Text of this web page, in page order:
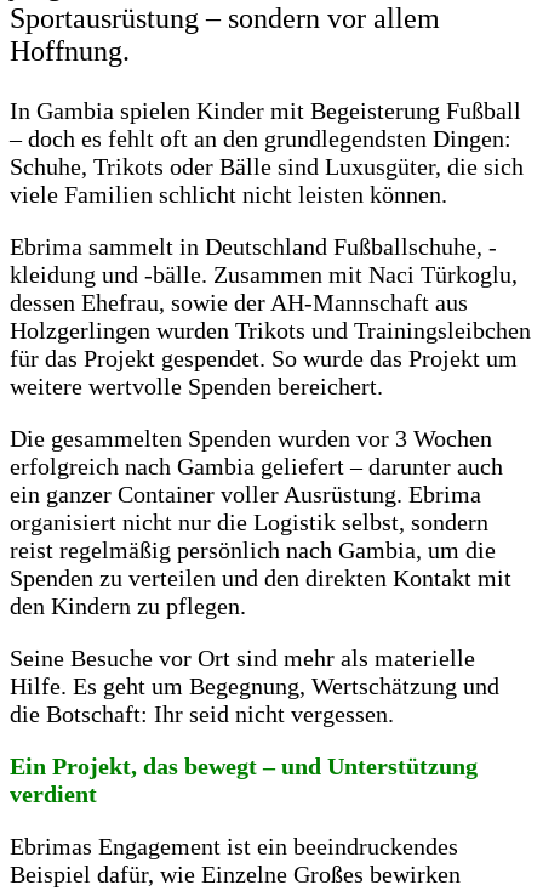
Sportausrüstung – sondern vor allem
Hoffnung.
In Gambia spielen Kinder mit Begeisterung Fußball
– doch es fehlt oft an den grundlegendsten Dingen:
Schuhe, Trikots oder Bälle sind Luxusgüter, die sich
viele Familien schlicht nicht leisten können.
Ebrima sammelt in Deutschland Fußballschuhe, -
kleidung und -bälle. Zusammen mit Naci Türkoglu,
dessen Ehefrau, sowie der AH-Mannschaft aus
Holzgerlingen wurden Trikots und Trainingsleibchen
für das Projekt gespendet. So wurde das Projekt um
weitere wertvolle Spenden bereichert.
Die gesammelten Spenden wurden vor 3 Wochen
erfolgreich nach Gambia geliefert – darunter auch
ein ganzer Container voller Ausrüstung. Ebrima
organisiert nicht nur die Logistik selbst, sondern
reist regelmäßig persönlich nach Gambia, um die
Spenden zu verteilen und den direkten Kontakt mit
den Kindern zu pflegen.
Seine Besuche vor Ort sind mehr als materielle
Hilfe. Es geht um Begegnung, Wertschätzung und
die Botschaft: Ihr seid nicht vergessen.
Ein Projekt, das bewegt – und Unterstützung
verdient
Ebrimas Engagement ist ein beeindruckendes
Beispiel dafür, wie Einzelne Großes bewirken